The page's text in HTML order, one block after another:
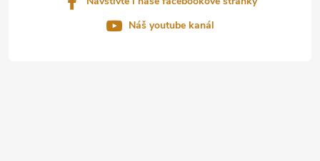
Náš youtube kanál